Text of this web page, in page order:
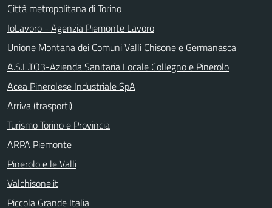
Città metropolitana di Torino
IoLavoro - Agenzia Piemonte Lavoro
Unione Montana dei Comuni Valli Chisone e Germanasca
A.S.L.TO3-Azienda Sanitaria Locale Collegno e Pinerolo
Acea Pinerolese Industriale SpA
Arriva (trasporti)
Turismo Torino e Provincia
ARPA Piemonte
Pinerolo e le Valli
Valchisone.it
Piccola Grande Italia